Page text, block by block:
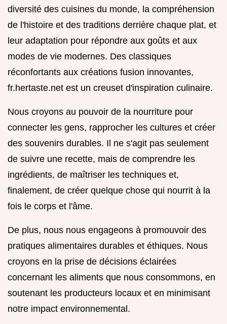
diversité des cuisines du monde, la compréhension
de l'histoire et des traditions derrière chaque plat, et
leur adaptation pour répondre aux goûts et aux
modes de vie modernes. Des classiques
réconfortants aux créations fusion innovantes,
fr.hertaste.net est un creuset d'inspiration culinaire.
Nous croyons au pouvoir de la nourriture pour
connecter les gens, rapprocher les cultures et créer
des souvenirs durables. Il ne s'agit pas seulement
de suivre une recette, mais de comprendre les
ingrédients, de maîtriser les techniques et,
finalement, de créer quelque chose qui nourrit à la
fois le corps et l'âme.
De plus, nous nous engageons à promouvoir des
pratiques alimentaires durables et éthiques. Nous
croyons en la prise de décisions éclairées
concernant les aliments que nous consommons, en
soutenant les producteurs locaux et en minimisant
notre impact environnemental.